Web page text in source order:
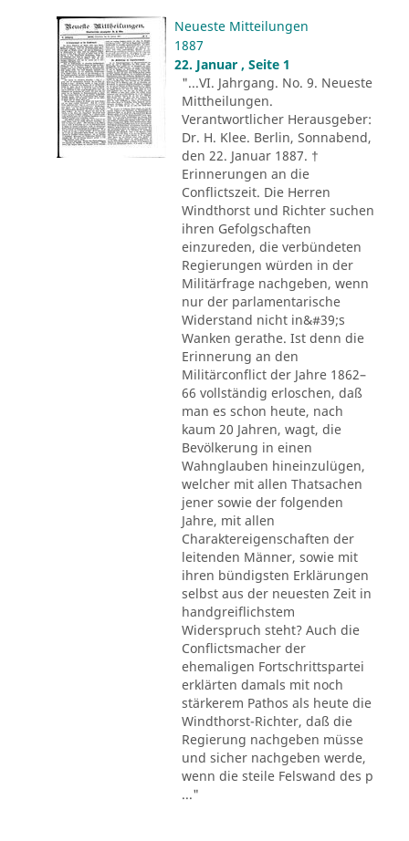
Neueste Mitteilungen
1887
22. Januar , Seite 1
"...VI. Jahrgang. No. 9. Neueste
Mittheilungen.
Verantwortlicher Herausgeber:
Dr. H. Klee. Berlin, Sonnabend,
den 22. Januar 1887. †
Erinnerungen an die
Conflictszeit. Die Herren
Windthorst und Richter suchen
ihren Gefolgschaften
einzureden, die verbündeten
Regierungen würden in der
Militärfrage nachgeben, wenn
nur der parlamentarische
Widerstand nicht in&#39;s
Wanken gerathe. Ist denn die
Erinnerung an den
Militärconflict der Jahre 1862–
66 vollständig erloschen, daß
man es schon heute, nach
kaum 20 Jahren, wagt, die
Bevölkerung in einen
Wahnglauben hineinzulügen,
welcher mit allen Thatsachen
jener sowie der folgenden
Jahre, mit allen
Charaktereigenschaften der
leitenden Männer, sowie mit
ihren bündigsten Erklärungen
selbst aus der neuesten Zeit in
handgreiflichstem
Widerspruch steht? Auch die
Conflictsmacher der
ehemaligen Fortschrittspartei
erklärten damals mit noch
stärkerem Pathos als heute die
Windthorst-Richter, daß die
Regierung nachgeben müsse
und sicher nachgeben werde,
wenn die steile Felswand des p
..."